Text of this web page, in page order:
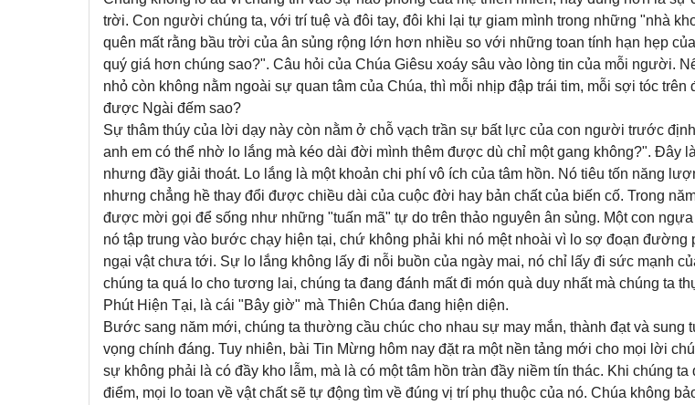
trời. Con người chúng ta, với trí tuệ và đôi tay, đôi khi lại tự giam mình trong những "nhà
quên mất rằng bầu trời của ân sủng rộng lớn hơn nhiều so với những toan tính hạn hẹp
quý giá hơn chúng sao?". Câu hỏi của Chúa Giêsu xoáy sâu vào lòng tin của mỗi người.
nhỏ còn không nằm ngoài sự quan tâm của Chúa, thì mỗi nhịp đập trái tim, mỗi sợi tóc trên
được Ngài đếm sao?
Sự thâm thúy của lời dạy này còn nằm ở chỗ vạch trần sự bất lực của con người trước
anh em có thể nhờ lo lắng mà kéo dài đời mình thêm được dù chỉ một gang không?". Đây
nhưng đầy giải thoát. Lo lắng là một khoản chi phí vô ích của tâm hồn. Nó tiêu tốn năng
nhưng chẳng hề thay đổi được chiều dài của cuộc đời hay bản chất của biến cố. Trong
được mời gọi để sống như những "tuấn mã" tự do trên thảo nguyên ân sủng. Một con
nó tập trung vào bước chạy hiện tại, chứ không phải khi nó mệt nhoài vì lo sợ đoạn đường
ngại vật chưa tới. Sự lo lắng không lấy đi nỗi buồn của ngày mai, nó chỉ lấy đi sức mạnh
chúng ta quá lo cho tương lai, chúng ta đang đánh mất đi món quà duy nhất mà chúng ta
Phút Hiện Tại, là cái "Bây giờ" mà Thiên Chúa đang hiện diện.
Bước sang năm mới, chúng ta thường cầu chúc cho nhau sự may mắn, thành đạt và
vọng chính đáng. Tuy nhiên, bài Tin Mừng hôm nay đặt ra một nền tảng mới cho mọi lời
sự không phải là có đầy kho lẫm, mà là có một tâm hồn tràn đầy niềm tín thác. Khi chúng ta
điểm, mọi lo toan về vật chất sẽ tự động tìm về đúng vị trí phụ thuộc của nó. Chúa không